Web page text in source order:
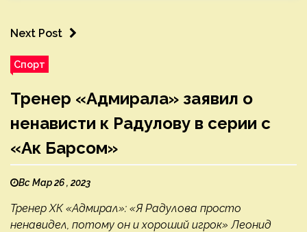
Next Post
Спорт
Тренер «Адмирала» заявил о
ненависти к Радулову в серии с
«Ак Барсом»
Вс Мар 26 , 2023
Тренер ХК «Адмирал»: «Я Радулова просто
ненавидел, потому он и хороший игрок» Леонид